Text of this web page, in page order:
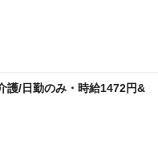
護/日勤のみ・時給1472円&